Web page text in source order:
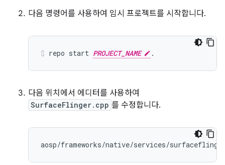
다음 명령어를 사용하여 임시 프로젝트를 시작합니다.
repo start PROJECT_NAME .
다음 위치에서 에디터를 사용하여
SurfaceFlinger.cpp 를 수정합니다.